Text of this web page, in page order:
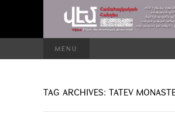
MENU
TAG ARCHIVES: TATEV